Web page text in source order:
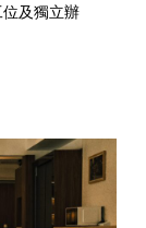
及獨立辦